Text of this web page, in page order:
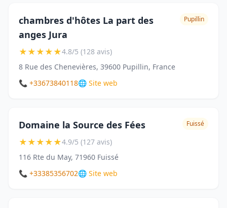
chambres d'hôtes La part des
anges Jura
Pupillin
★★★★★4.8/5 (128 avis)
8 Rue des Chenevières, 39600 Pupillin, France
📞 +33673840118🌐 Site web
Domaine la Source des Fées Fuissé
★★★★★4.9/5 (127 avis)
116 Rte du May, 71960 Fuissé
📞 +33385356702🌐 Site web